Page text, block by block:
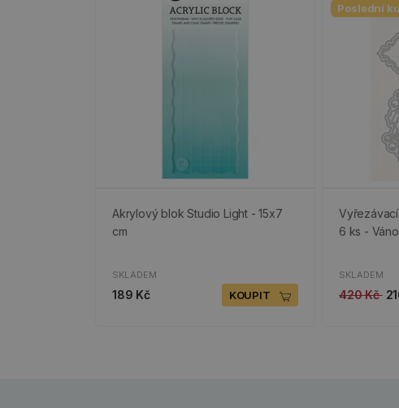
Akrylový blok Studio Light - 15x7
cm
SKLADEM
189 Kč KOUPIT
Poslední
6 ks -
SKLADEM
420 Kč